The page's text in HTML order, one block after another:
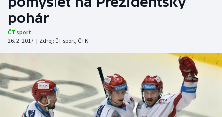
Atletika
DALŠÍ SPORTY
Americký fotbal
NEPŘEHLÉDNĚTE
pohár
ČT sport
26. 2. 2017 | Zdroj: ČT sport, ČTK